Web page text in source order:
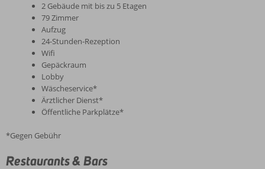
2 Gebäude mit bis zu 5 Etagen
79 Zimmer
Aufzug
24-Stunden-Rezeption
Wifi
Gepäckraum
Lobby
Wäscheservice*
Ärztlicher Dienst*
Öffentliche Parkplätze*
*Gegen Gebühr
Restaurants & Bars